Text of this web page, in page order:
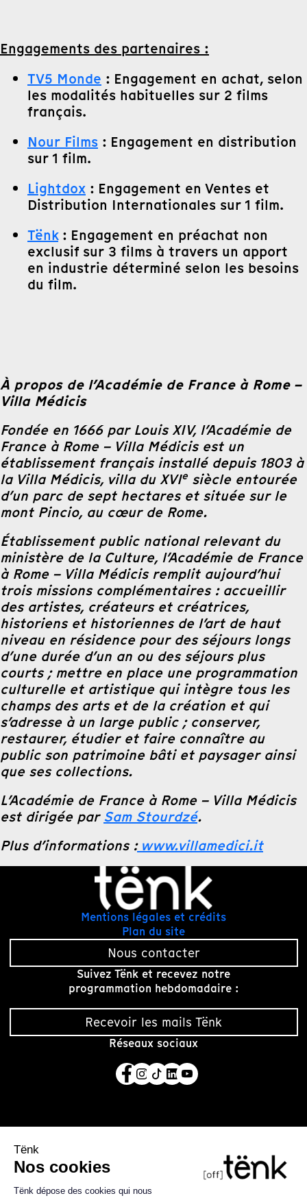
Engagements des partenaires :
TV5 Monde : Engagement en achat, selon
les modalités habituelles sur 2 films
français.
Nour Films : Engagement en distribution
sur 1 film.
Lightdox : Engagement en Ventes et
Distribution Internationales sur 1 film.
Tënk: Engagement en préachat non
exclusif sur 3 films à travers un apport
en industrie déterminé selon les besoins
du film.
À propos de l’Académie de France à Rome –
Villa Médicis
Fondée en 1666 par Louis XIV, l’Académie de
France à Rome – Villa Médicis est un
établissement français installé depuis 1803 à
la Villa Médicis, villa du XVIe siècle entourée
d’un parc de sept hectares et située sur le
mont Pincio, au cœur de Rome.
Établissement public national relevant du
ministère de la Culture, l’Académie de France
à Rome – Villa Médicis remplit aujourd’hui
trois missions complémentaires : accueillir
des artistes, créateurs et créatrices,
historiens et historiennes de l’art de haut
niveau en résidence pour des séjours longs
d’une durée d’un an ou des séjours plus
courts ; mettre en place une programmation
culturelle et artistique qui intègre tous les
champs des arts et de la création et qui
s’adresse à un large public ; conserver,
restaurer, étudier et faire connaître au
public son patrimoine bâti et paysager ainsi
que ses collections.
L’Académie de France à Rome – Villa Médicis
est dirigée parSam Stourdzé.
Plus d’informations :www.villamedici.it
Mentions légales et crédits
Plan du site
Nous contacter
Suivez Tënk et recevez notre
programmation hebdomadaire :
Recevoir les mails Tënk
Réseaux sociaux